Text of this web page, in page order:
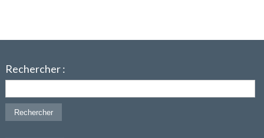
Rechercher :